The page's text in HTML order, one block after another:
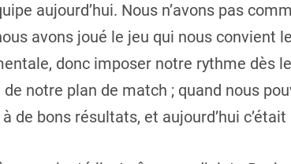
aujourd’hui. Nous n’avons pas
avons joué le jeu qui nous convient
donc imposer notre rythme dès
notre plan de match ; quand nous
de bons résultats, et aujourd’hui c’était